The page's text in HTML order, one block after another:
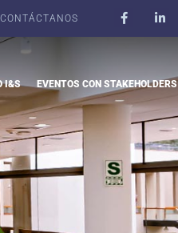
CONTÁCTANOS
I&S EVENTOS CON STAKEHOLDERS